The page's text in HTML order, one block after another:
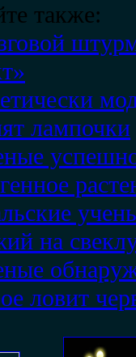
также:
лампочки
на
ловит